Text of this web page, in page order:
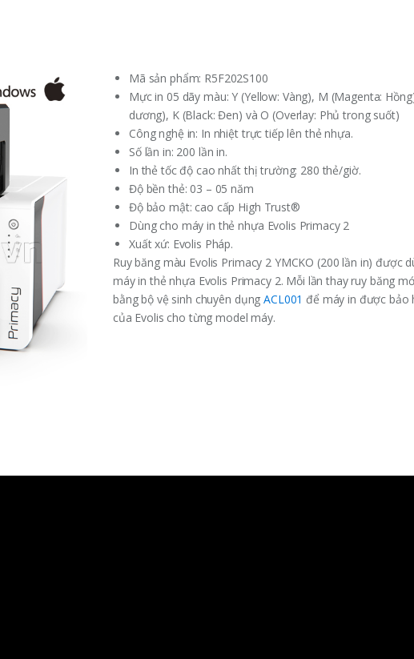
Mã sản phẩm: R5F202S100
Mực in 05 dãy màu: Y (Yellow: Vàng), M (Magenta:
dương), K (Black: Đen) và O (Overlay: Phủ trong suốt)
Công nghệ in: In nhiệt trực tiếp lên thẻ nhựa.
Số lần in: 200 lần in.
In thẻ tốc độ cao nhất thị trường: 280 thẻ/giờ.
Độ bền thẻ: 03 – 05 năm
Độ bảo mật: cao cấp High Trust®
Dùng cho máy in thẻ nhựa Evolis Primacy 2
Xuất xứ: Evolis Pháp.
Ruy băng màu Evolis Primacy 2 YMCKO (200 lần in) được
máy in thẻ nhựa Evolis Primacy 2. Mỗi lần thay ruy băng
bằng bộ vệ sinh chuyên dụngACL001 để máy in được bảo
của Evolis cho từng model máy.